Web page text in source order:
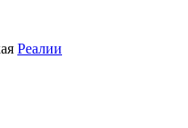
Реалии